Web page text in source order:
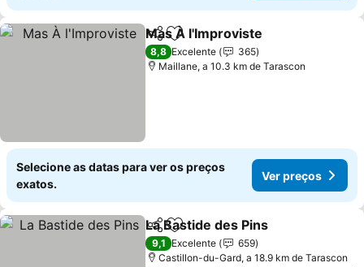
PartilharAdicionar aos favoritos
Mas À l'Improviste
8,8 Excelente
365
Maillane, a 10.3 km de Tarascon
Selecione as datas para ver os preços
exatos.
Ver preços
PartilharAdicionar aos favoritos
La Bastide des Pins
9,1 Excelente
659
Castillon-du-Gard, a 18.9 km de Tarascon